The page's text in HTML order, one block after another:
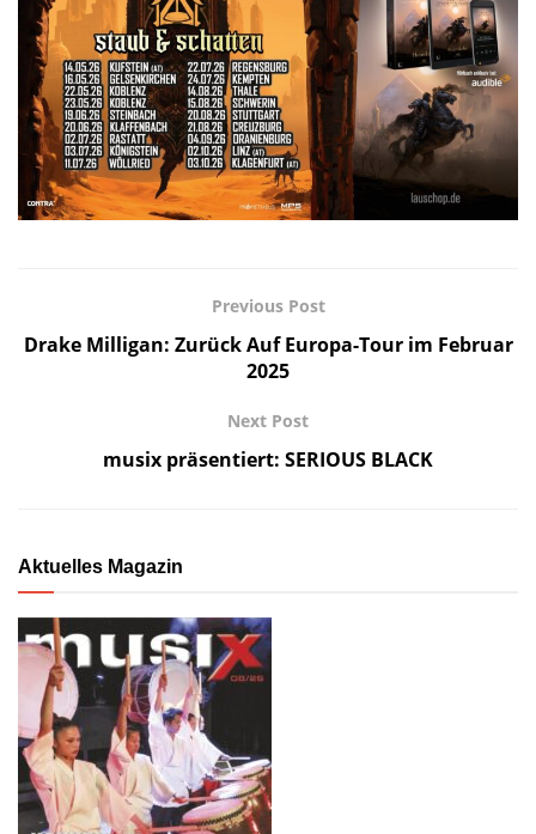
Previous Post
Drake Milligan: Zurück Auf Europa-Tour im Februar
2025
Next Post
musix präsentiert: SERIOUS BLACK
Aktuelles Magazin